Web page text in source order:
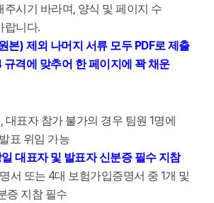
주시기 바라며, 양식 및 페이지 수
랍니다.
본) 제외 나머지 서류 모두 PDF로 제출
규격에 맞추어 한 페이지에 꽉 채운
,대표자 참가 불가의 경우 팀원 1명에
표 위임 가능
대표자 및 발표자 신분증 필수 지참
서 또는 4대 보험가입증명서 중1개 및
증 지참 필수